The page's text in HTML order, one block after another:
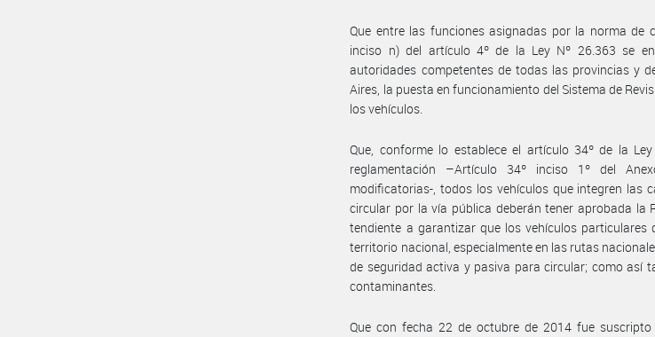
Que entre las funciones asignadas por la norma de
inciso n) del artículo 4º de la Ley Nº 26.363 se
autoridades competentes de todas las provincias y
Aires, la puesta en funcionamiento del Sistema de
los vehículos.
Que, conforme lo establece el artículo 34º de la
reglamentación –Artículo 34º inciso 1º del
modificatorias-, todos los vehículos que integren las
circular por la vía pública deberán tener aprobada la
tendiente a garantizar que los vehículos particulares
territorio nacional, especialmente en las rutas
de seguridad activa y pasiva para circular; como así
contaminantes.
Que con fecha 22 de octubre de 2014 fue suscripto